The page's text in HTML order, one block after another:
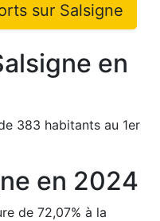
sur Salsigne
en
383 habitants au 1er
en 2024
de 72,07% à la